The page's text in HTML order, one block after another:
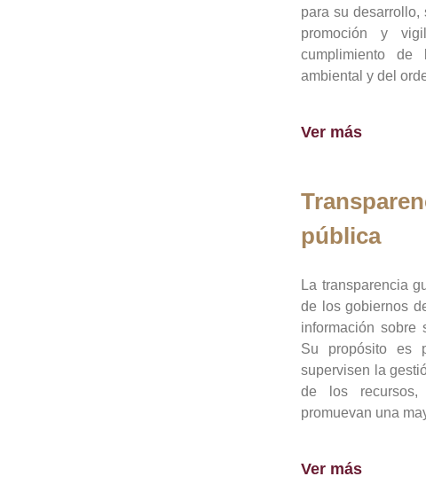
para su desarrollo,
promoción y
cumplimiento de
ambiental y del
Ver más
pública
La transparencia
de los gobiernos
información sobre
Su propósito es
supervisen la
de los recursos,
promuevan una
Ver más